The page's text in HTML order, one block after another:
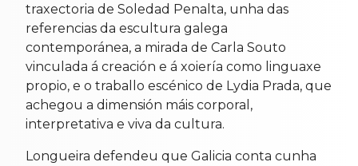
traxectoria de Soledad Penalta, unha das
referencias da escultura galega
contemporánea, a mirada de Carla Souto
vinculada á creación e á xoiería como linguaxe
propio, e o traballo escénico de Lydia Prada, que
achegou a dimensión máis corporal,
interpretativa e viva da cultura.
Longueira defendeu que Galicia conta cunha